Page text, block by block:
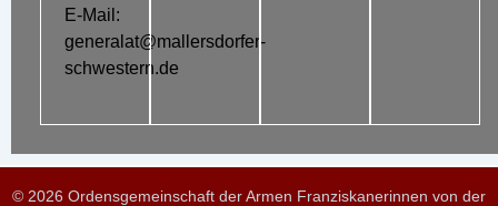
E-Mail:
generalat@mallersdorfer-
schwestern.de
© 2026 Ordensgemeinschaft der Armen Franziskanerinnen von der